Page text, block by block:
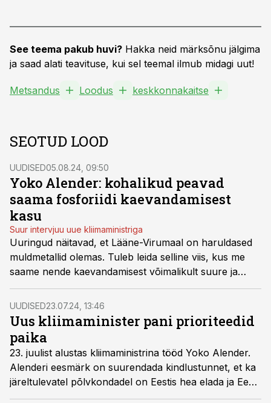
See teema pakub huvi? Hakka neid märksõnu jälgima
ja saad alati teavituse, kui sel teemal ilmub midagi uut!
Metsandus Loodus keskkonnakaitse
SEOTUD LOOD
UUDISED05.08.24, 09:50
Yoko Alender: kohalikud peavad
saama fosforiidi kaevandamisest
kasu
Suur intervjuu uue kliimaministriga
Uuringud näitavad, et Lääne-Virumaal on haruldased
muldmetallid olemas. Tuleb leida selline viis, kus me
saame nende kaevandamisest võimalikult suure ja
pikaajalise kasu, aga et keskkond oleks hoitud, ütles
kliimaminister Yoko Alender.
UUDISED23.07.24, 13:46
Uus kliimaminister pani prioriteedid
paika
23. juulist alustas kliimaministrina tööd Yoko Alender.
Alenderi eesmärk on suurendada kindlustunnet, et ka
järeltulevatel põlvkondadel on Eestis hea elada ja Eesti
on uuele puhtale ettevõtlusele atraktiivne.